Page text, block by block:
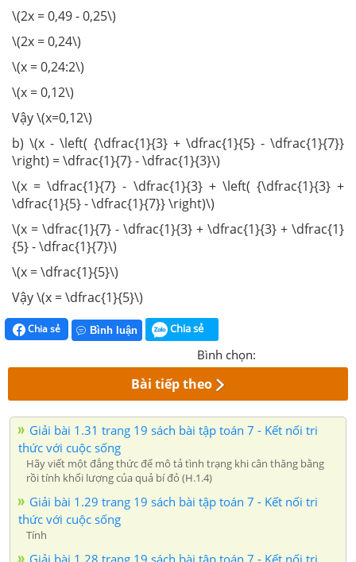
\(2x = 0,49 - 0,25\)
\(2x = 0,24\)
\(x = 0,24:2\)
\(x = 0,12\)
Vậy \(x=0,12\)
b) \(x - \left( {\dfrac{1}{3} + \dfrac{1}{5} - \dfrac{1}{7}}
\right) = \dfrac{1}{7} - \dfrac{1}{3}\)
\(x = \dfrac{1}{7} - \dfrac{1}{3} + \left( {\dfrac{1}{3} +
\dfrac{1}{5} - \dfrac{1}{7}} \right)\)
\(x = \dfrac{1}{7} - \dfrac{1}{3} + \dfrac{1}{3} + \dfrac{1}
{5} - \dfrac{1}{7}\)
\(x = \dfrac{1}{5}\)
Vậy \(x = \dfrac{1}{5}\)
Chia sẻ Bình luận Chia sẻ
Bình chọn:
Bài tiếp theo
Giải bài 1.31 trang 19 sách bài tập toán 7 - Kết nối tri
thức với cuộc sống
Hãy viết một đẳng thức để mô tả tình trạng khi cân thăng bằng
rồi tính khối lượng của quả bí đỏ (H.1.4)
Giải bài 1.29 trang 19 sách bài tập toán 7 - Kết nối tri
thức với cuộc sống
Tính
Giải bài 1.28 trang 19 sách bài tập toán 7 - Kết nối tri